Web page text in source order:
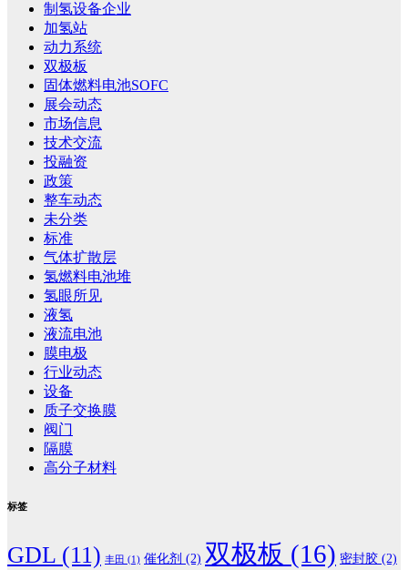
制氢设备企业
加氢站
动力系统
双极板
固体燃料电池SOFC
展会动态
市场信息
技术交流
投融资
政策
整车动态
未分类
标准
气体扩散层
氢燃料电池堆
氢眼所见
液氢
液流电池
膜电极
行业动态
设备
质子交换膜
阀门
隔膜
高分子材料
标签
GDL (11) 丰田 (1) 催化剂 (2) 双极板 (16) 密封胶 (2)